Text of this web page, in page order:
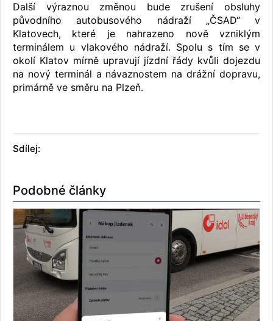
Další výraznou změnou bude zrušení obsluhy
původního autobusového nádraží „ČSAD“ v
Klatovech, které je nahrazeno nově vzniklým
terminálem u vlakového nádraží. Spolu s tím se v
okolí Klatov mírně upravují jízdní řády kvůli dojezdu
na nový terminál a návaznostem na drážní dopravu,
primárně ve směru na Plzeň.
Sdílej:
Podobné články